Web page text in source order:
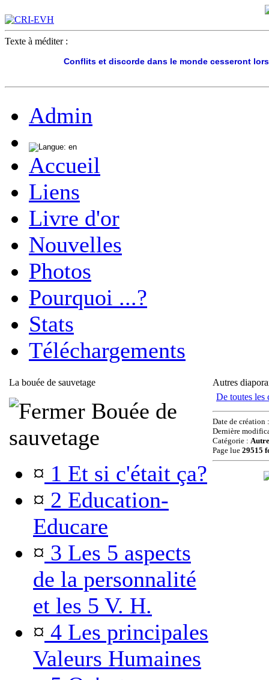
Texte à méditer :
Conflits et discorde dans le monde cesseront
Admin
Accueil
Liens
Livre d'or
Nouvelles
Photos
Pourquoi ...?
Stats
Téléchargements
La bouée de sauvetage
Bouée de
sauvetage
¤ 1 Et si c'était ça?
¤ 2 Education-
Educare
¤ 3 Les 5 aspects
de la personnalité
et les 5 V. H.
¤ 4 Les principales
Valeurs Humaines
Autres
De toutes les
Date de création
Dernière
Catégorie :
Page lue 29515